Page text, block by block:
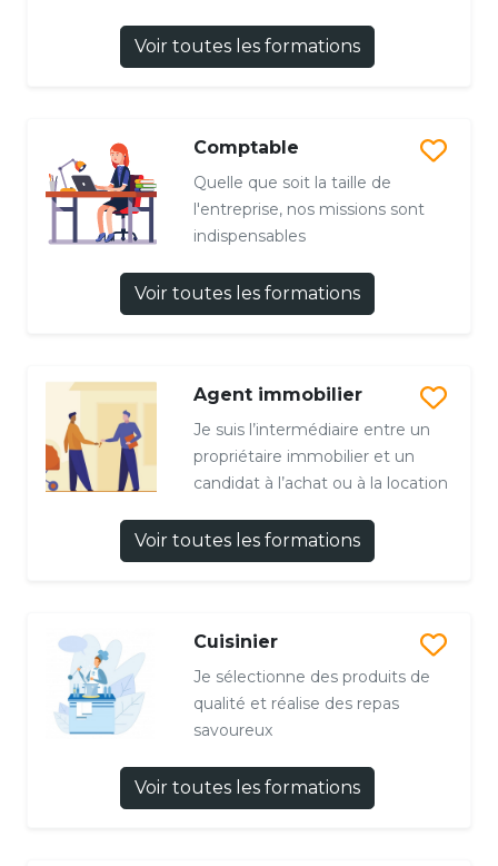
Voir toutes les formations
Comptable
Quelle que soit la taille de
l'entreprise, nos missions sont
indispensables
Voir toutes les formations
Agent immobilier
Je suis l’intermédiaire entre un
propriétaire immobilier et un
candidat à l’achat ou à la location
Voir toutes les formations
Cuisinier
Je sélectionne des produits de
qualité et réalise des repas
savoureux
Voir toutes les formations